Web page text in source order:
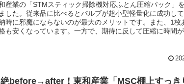
産業の「STMスティック掃除機対応ふとん圧縮パック」
した。従来品に比べるとバルブが超小型軽量化に成功して
時に邪魔にならないのが最大のメリットです。また、1枚
も安くなっています。一方で、期待に反して圧縮に時間
before→after！東和産業「MSC棚上すっき